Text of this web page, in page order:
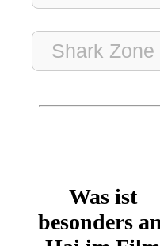
Shark Zone
Was ist
besonders